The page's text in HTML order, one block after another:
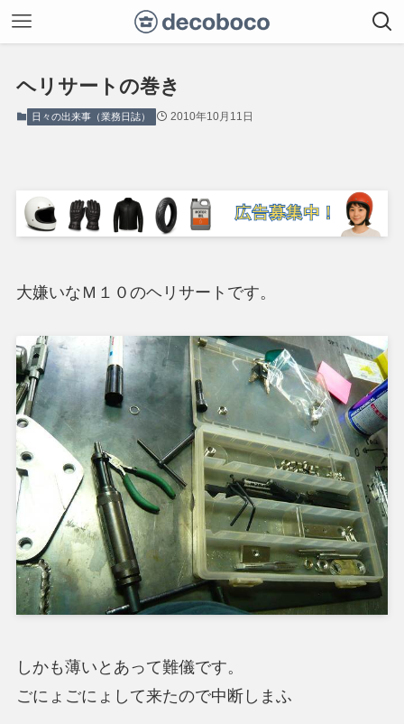
ヘリサートの巻き
日々の出来事（業務日誌） 2010年10月11日
大嫌いなＭ１０のヘリサートです。
しかも薄いとあって難儀です。
ごにょごにょして来たので中断しまふ